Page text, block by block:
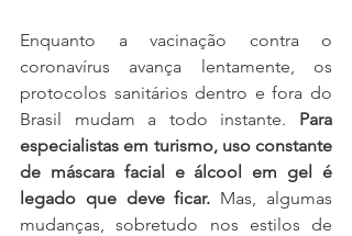
Enquanto a vacinação contra o
coronavírus avança lentamente, os
protocolos sanitários dentro e fora do
Brasil mudam a todo instante. Para
especialistas em turismo, uso constante
de máscara facial e álcool em gel é
legado que deve ficar. Mas, algumas
mudanças, sobretudo nos estilos de